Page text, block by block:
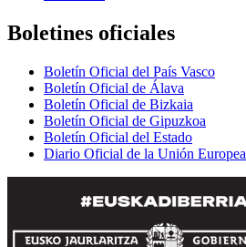
Boletines oficiales
Boletín Oficial del País Vasco
Boletín Oficial de Álava
Boletín Oficial de Bizkaia
Boletín Oficial de Gipuzkoa
Boletín Oficial del Estado
Diario Oficial de la Unión Europea